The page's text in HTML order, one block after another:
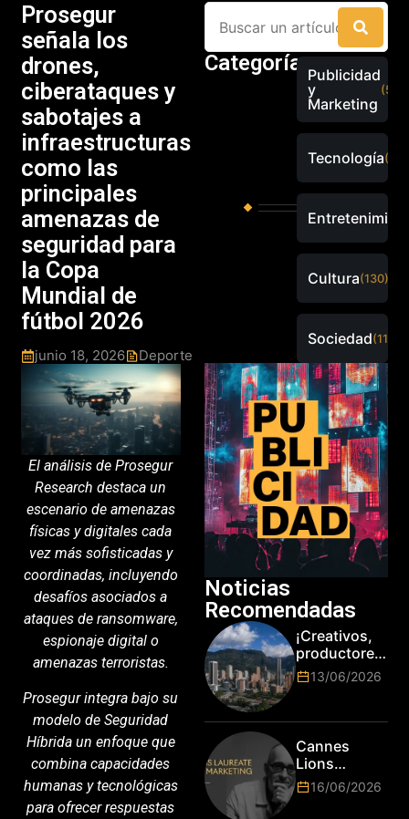
Prosegur
señala los
drones,
ciberataques y
sabotajes a
infraestructuras
como las
principales
amenazas de
seguridad para
la Copa
Mundial de
fútbol 2026
junio 18, 2026 Deporte
El análisis de Prosegur
Research destaca un
escenario de amenazas
físicas y digitales cada
vez más sofisticadas y
coordinadas, incluyendo
desafíos asociados a
ataques de ransomware,
espionaje digital o
amenazas terroristas.
Prosegur integra bajo su
modelo de Seguridad
Híbrida un enfoque que
combina capacidades
humanas y tecnológicas
para ofrecer respuestas
CategoríasPublicidad
y
Marketing
Tecnología
Cultura(130)
Sociedad(115)
Noticias
Recomendadas
¡Creativos,
productores
y cracks de
la tecnología
es hora de
subir de
nivel! Las
marcas más
top del
13/06/2026
Cannes
Lions
anuncia a
Jim Stengel
16/06/2026